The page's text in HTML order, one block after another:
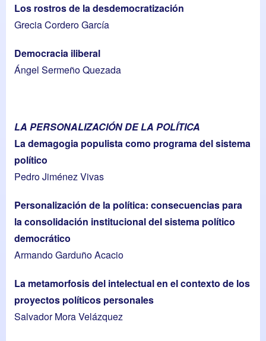
Los rostros de la desdemocratización
Grecia Cordero García
Democracia iliberal
Ángel Sermeño Quezada
LA PERSONALIZACIÓN DE LA POLÍTICA
La demagogia populista como programa del sistema
político
Pedro Jiménez Vivas
Personalización de la política: consecuencias para
la consolidación institucional del sistema político
democrático
Armando Garduño Acacio
La metamorfosis del intelectual en el contexto de los
proyectos políticos personales
Salvador Mora Velázquez